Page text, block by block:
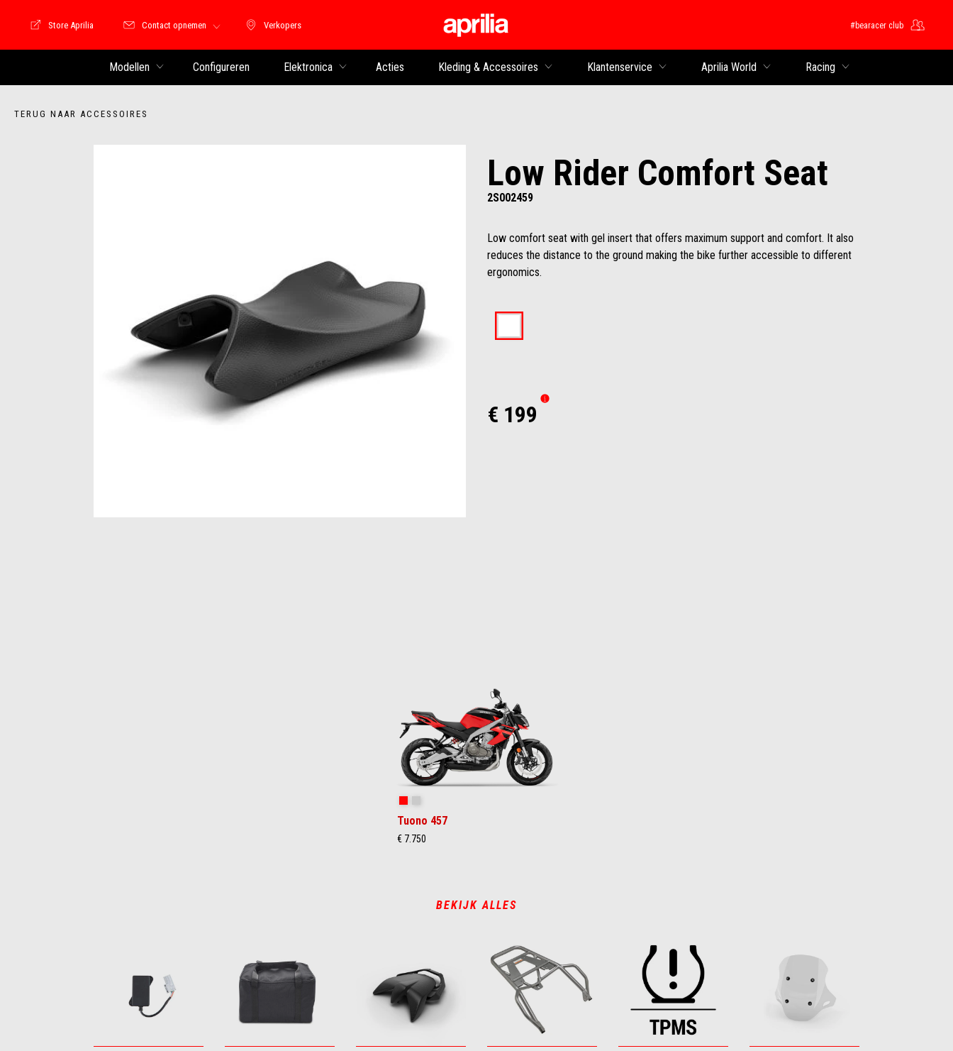
Verkopers
Verkopers
Store Motoguzzi
Store Aprilia Contact opnemen #bearacer club
Modellen Configureren Elektronica Acties Kleding & Accessoires Klantenservice Aprilia World Racing
TERUG NAAR ACCESSOIRES
Low Rider Comfort Seat
2S002459
Low comfort seat with gel insert that offers maximum support and comfort. It also
reduces the distance to the ground making the bike further accessible to different
ergonomics.
€ 199
Tuono 457
€ 7.750
BEKIJK ALLES